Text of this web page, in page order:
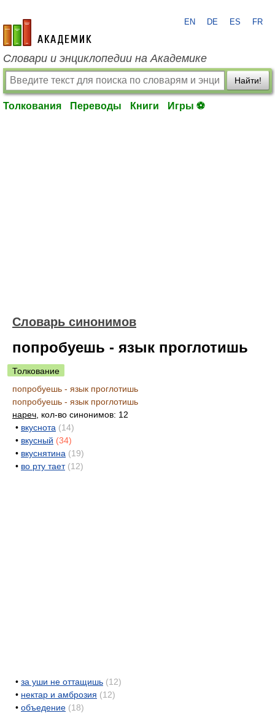
academic.ru
EN DE ES FR
Словари и энциклопедии на Академике
Найти!
Толкования Переводы Книги Игры ⚽
Словарь синонимов
попробуешь - язык проглотишь
Толкование
попробуешь - язык проглотишь
попробуешь - язык проглотишь
нареч , кол-во синонимов: 12
• вкуснота (14)
• вкусный (34)
• вкуснятина (19)
• во рту тает (12)
• за уши не оттащишь (12)
• нектар и амброзия (12)
• объедение (18)